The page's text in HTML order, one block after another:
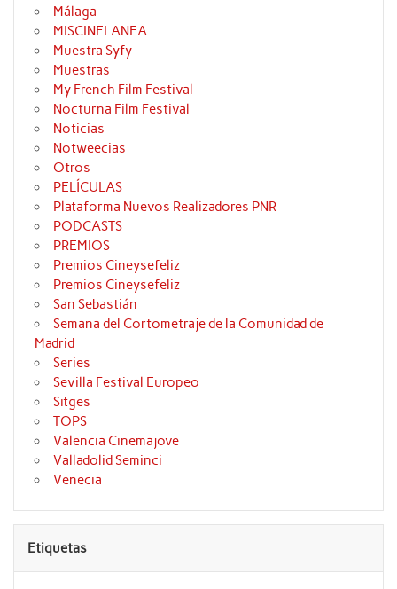
Málaga
MISCINELANEA
Muestra Syfy
Muestras
My French Film Festival
Nocturna Film Festival
Noticias
Notweecias
Otros
PELÍCULAS
Plataforma Nuevos Realizadores PNR
PODCASTS
PREMIOS
Premios Cineysefeliz
Premios Cineysefeliz
San Sebastián
Semana del Cortometraje de la Comunidad de
Madrid
Series
Sevilla Festival Europeo
Sitges
TOPS
Valencia Cinemajove
Valladolid Seminci
Venecia
Etiquetas